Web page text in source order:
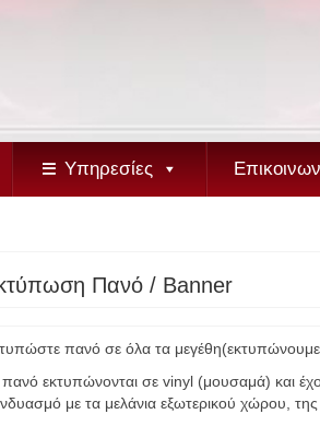
Υπηρεσίες
Πανό / Banner
πανό σε όλα τα μεγέθη(εκτυπώνουμε
εκτυπώνονται σε vinyl (μουσαμά) και
με τα μελάνια εξωτερικού χώρου,